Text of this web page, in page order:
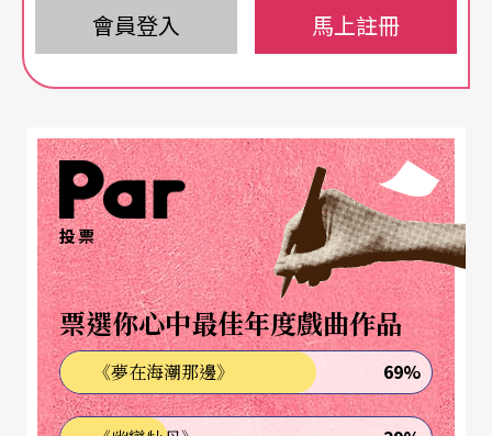
STEP1：設計流程：從閱讀到視覺化思考
會員登入 馬上註冊
投票
票選你心中最佳年度戲曲作品
《夢在海潮那邊》 69%